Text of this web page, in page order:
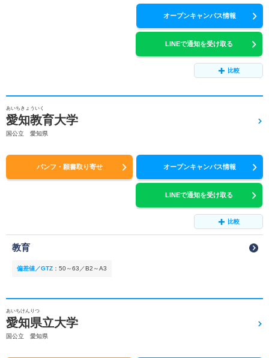
オープンキャンパス情報
LINEで通知を受け取る
比較
あいちきょういく
愛知教育大学
国公立 愛知県
パンフ・願書取り寄せ オープンキャンパス情報
LINEで通知を受け取る
比較
教育
偏差値／GTZ ： 50～63／B2～A3
あいちけんりつ
愛知県立大学
国公立 愛知県